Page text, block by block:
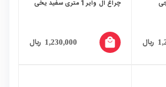
ریال
چراغ ال وایر 1 متری سفید یخی
1,230,000 ریال local_mall